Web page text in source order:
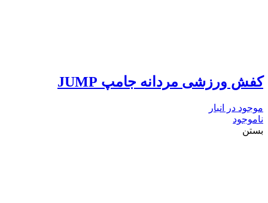
کفش ورزشی مردانه جامپ JUMP
موجود در انبار
ناموجود
بستن